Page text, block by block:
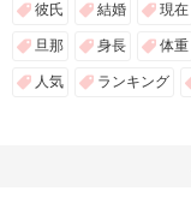
彼氏 結婚 現在
旦那 身長 体重
人気 ランキング